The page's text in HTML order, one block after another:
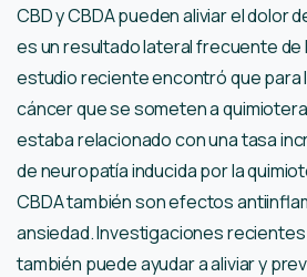
CBD y CBDA pueden aliviar el dolor
es un resultado lateral frecuente de
estudio reciente encontró que para
cáncer que se someten a
estaba relacionado con una tasa
de neuropatía inducida por la
CBDA también son efectos
ansiedad. Investigaciones
también puede ayudar a aliviar y